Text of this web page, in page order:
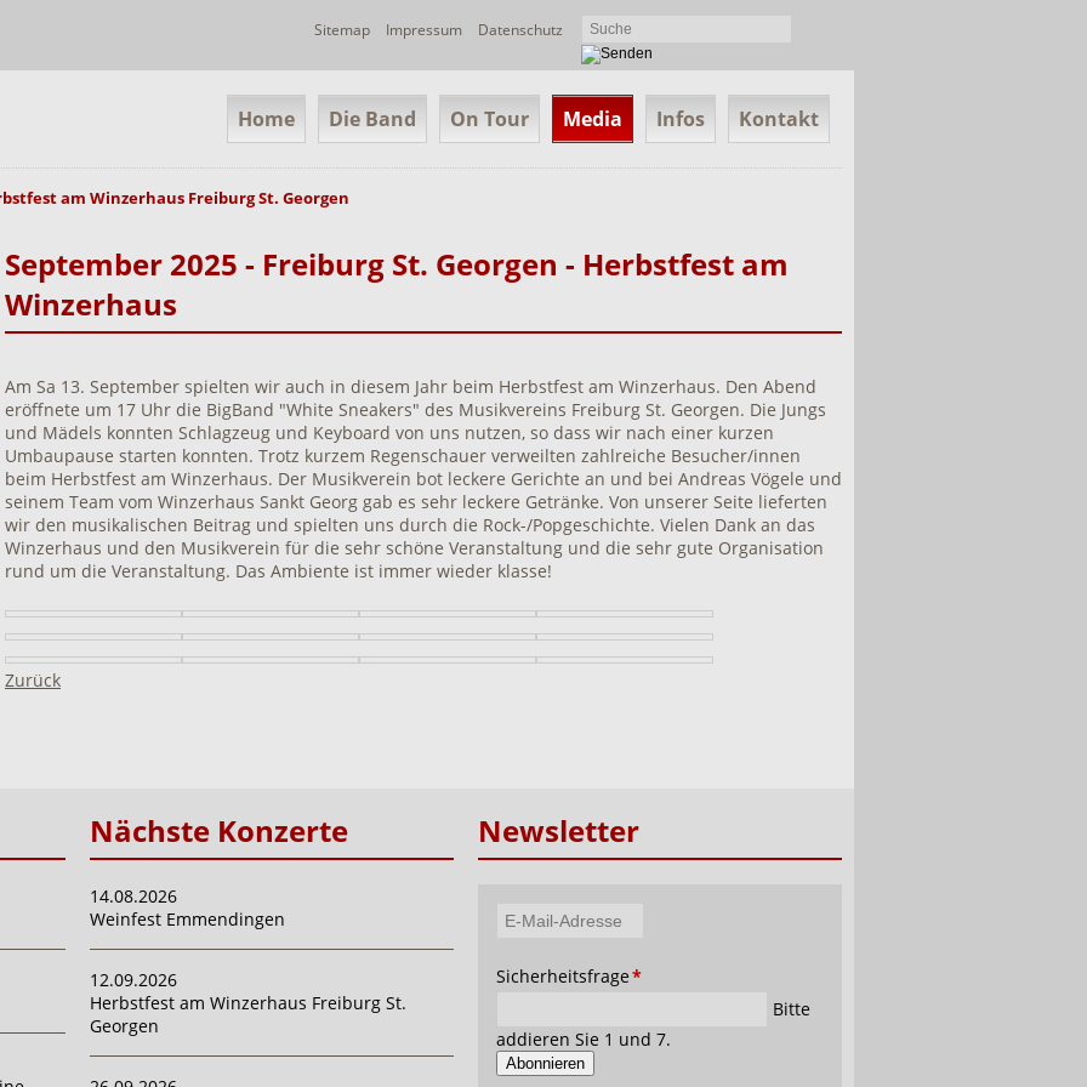
Navigation
Sitemap Impressum Datenschutz
überspringen
Home Die Band On Tour Media Infos Kontakt
am Winzerhaus Freiburg St. Georgen
September 2025 - Freiburg St. Georgen - Herbstfest am
Winzerhaus
Am Sa 13. September spielten wir auch in diesem Jahr beim Herbstfest am Winzerhaus. Den Abend
eröffnete um 17 Uhr die BigBand "White Sneakers" des Musikvereins Freiburg St. Georgen. Die Jungs
und Mädels konnten Schlagzeug und Keyboard von uns nutzen, so dass wir nach einer kurzen
Umbaupause starten konnten. Trotz kurzem Regenschauer verweilten zahlreiche Besucher/innen
beim Herbstfest am Winzerhaus. Der Musikverein bot leckere Gerichte an und bei Andreas Vögele und
seinem Team vom Winzerhaus Sankt Georg gab es sehr leckere Getränke. Von unserer Seite lieferten
wir den musikalischen Beitrag und spielten uns durch die Rock-/Popgeschichte. Vielen Dank an das
Winzerhaus und den Musikverein für die sehr schöne Veranstaltung und die sehr gute Organisation
rund um die Veranstaltung. Das Ambiente ist immer wieder klasse!
Zurück
Nächste Konzerte
14.08.2026
Weinfest Emmendingen
12.09.2026
Herbstfest am Winzerhaus Freiburg St.
Georgen
Newsletter
Adresse
Pflichtfeld
Sicherheitsfrage*
Bitte
addieren Sie 1 und 7.
Abonnieren